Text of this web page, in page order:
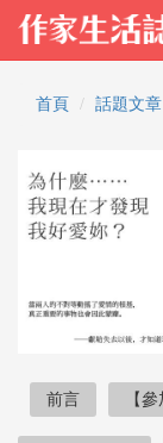
首頁 話題文章
前言 【